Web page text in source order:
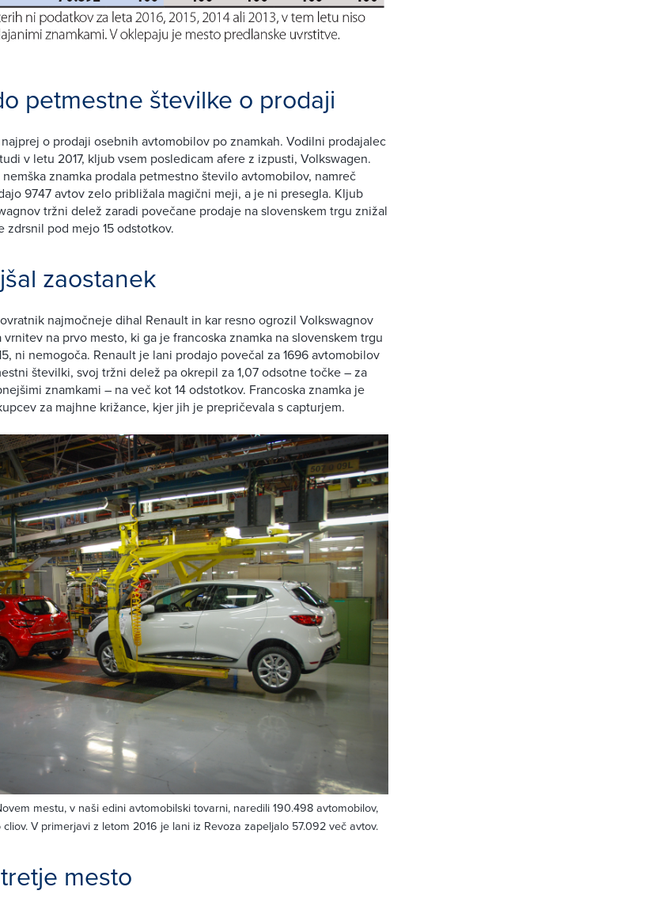
petmestne številke o prodaji
o prodaji osebnih avtomobilov po znamkah. Vodilni prodajalec
v letu 2017, kljub vsem posledicam afere z izpusti, Volkswagen.
znamka prodala petmestno število avtomobilov, namreč
9747 avtov zelo približala magični meji, a je ni presegla. Kljub
tržni delež zaradi povečane prodaje na slovenskem trgu znižal
pod mejo 15 odstotkov.
zaostanek
najmočneje dihal Renault in kar resno ogrozil Volkswagnov
na prvo mesto, ki ga je francoska znamka na slovenskem trgu
ni nemogoča. Renault je lani prodajo povečal za 1696 avtomobilov
številki, svoj tržni delež pa okrepil za 1,07 odsotne točke – za
znamkami – na več kot 14 odstotkov. Francoska znamka je
za majhne križance, kjer jih je prepričevala s capturjem.
mestu, v naši edini avtomobilski tovarni, naredili 190.498 avtomobilov,
V primerjavi z letom 2016 je lani iz Revoza zapeljalo 57.092 več avtov.
mesto